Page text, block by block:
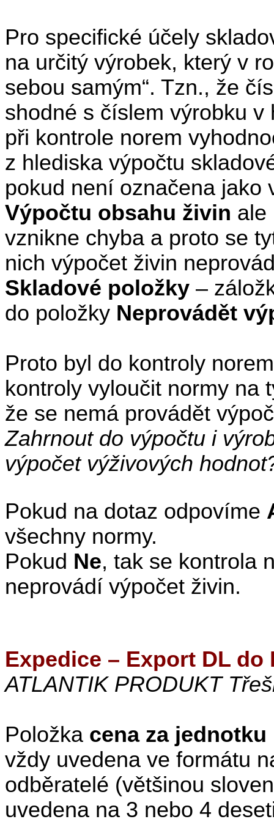
Pro specifické účely
na určitý výrobek, který v
sebou samým“. Tzn., že
shodné s číslem výrobku v
při kontrole norem
z hlediska výpočtu
pokud není označena
Výpočtu obsahu živin ale
vznikne chyba a proto se
nich výpočet živin
Skladové položky –
do položky Neprovádět
Proto byl do kontroly
kontroly vyloučit normy na
že se nemá provádět
Zahrnout do výpočtu i
výpočet výživových
Pokud na dotaz odpovíme
všechny normy.
Pokud Ne, tak se kontrola
neprovádí výpočet živin.
Expedice – Export DL do
ATLANTIK PRODUKT
Položka cena za jednotku
vždy uvedena ve formátu
odběratelé (většinou
uvedena na 3 nebo 4